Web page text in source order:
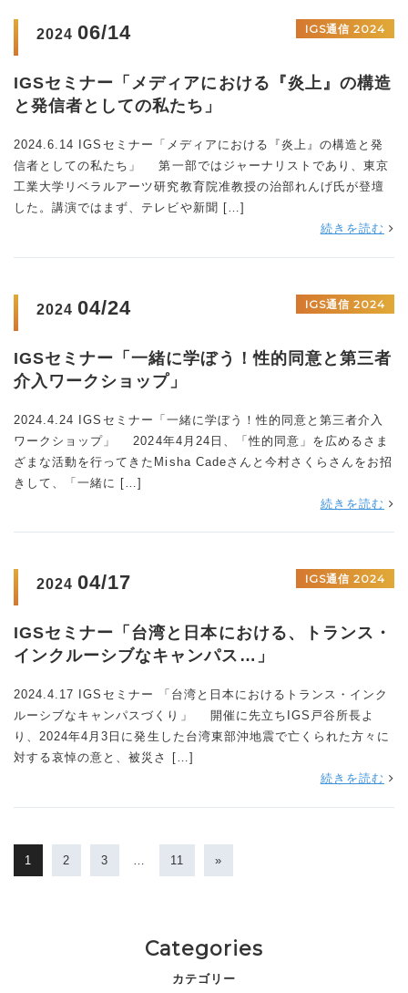
202406/14 IGS通信 2024
IGSセミナー「メディアにおける『炎上』の構造
と発信者としての私たち」
2024.6.14 IGSセミナー「メディアにおける『炎上』の構造と発
信者としての私たち」 第一部ではジャーナリストであり、東京
工業大学リベラルアーツ研究教育院准教授の治部れんげ氏が登壇
した。講演ではまず、テレビや新聞 […]
続きを読む
202404/24 IGS通信 2024
IGSセミナー「一緒に学ぼう！性的同意と第三者
介入ワークショップ」
2024.4.24 IGSセミナー「一緒に学ぼう！性的同意と第三者介入
ワークショップ」 2024年4月24日、「性的同意」を広めるさま
ざまな活動を行ってきたMisha Cadeさんと今村さくらさんをお招
きして、「一緒に […]
続きを読む
202404/17 IGS通信 2024
IGSセミナー「台湾と日本における、トランス・
インクルーシブなキャンパス…」
2024.4.17 IGSセミナー 「台湾と日本におけるトランス・インク
ルーシブなキャンパスづくり」 開催に先立ちIGS戸谷所長よ
り、2024年4月3日に発生した台湾東部沖地震で亡くられた方々に
対する哀悼の意と、被災さ […]
続きを読む
1 2 3 11 »
Categories
カテゴリー